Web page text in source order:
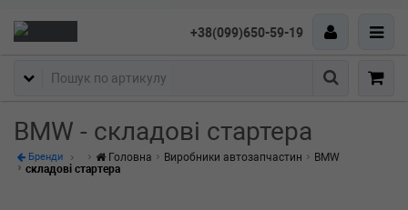
+38(099)650-59-19
Пошук
BMW - складові стартера
Бренди Головна Виробники автозапчастин
BMW
складові стартера